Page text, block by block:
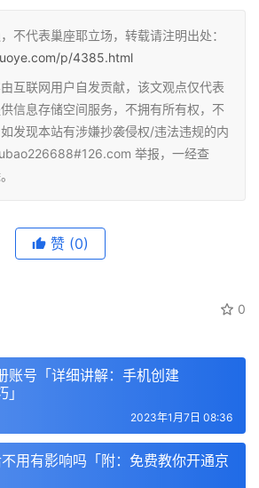
不代表巢座耶立场，转载请注明出处：
p/4385.html
互联网用户自发贡献，该文观点仅代表
信息存储空间服务，不拥有所有权，不
发现本站有涉嫌抄袭侵权/违法违规的内
举报，一经查
赞 (0)
0
号「详细讲解：手机创建
2023年1月7日 08:36
用有影响吗「附：免费教你开通京